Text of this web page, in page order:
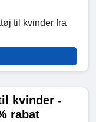
til kvinder fra
kvinder -
rabat